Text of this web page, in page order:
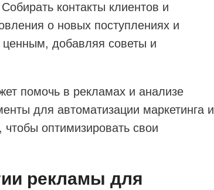
контакты клиентов и
о новых поступлениях и
добавляя советы и
помочь в рекламах и анализе
для автоматизации маркетинга и
оптимизировать свои
рекламы для